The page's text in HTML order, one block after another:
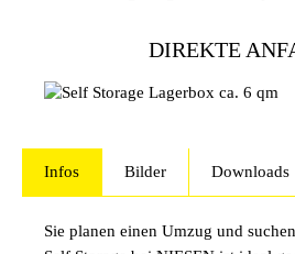
DIREKTE
Infos Bilder Downloads
Sie planen einen Umzug und